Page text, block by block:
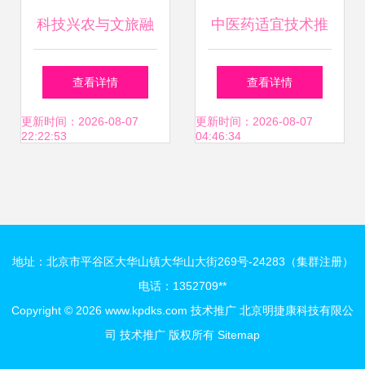
科技兴农与文旅融
合 乡村振兴的双引
擎
查看详情
更新时间：2026-08-07
22:22:53
中医药适宜技术推
广培训计划 传承精
华，服务基层
查看详情
更新时间：2026-08-07
04:46:34
地址：北京市平谷区大华山镇大华山大街269号-24283（集群注册）
电话：1352709**
Copyright © 2026 www.kpdks.com 技术推广 北京明捷康科技有限公
司 技术推广 版权所有 Sitemap